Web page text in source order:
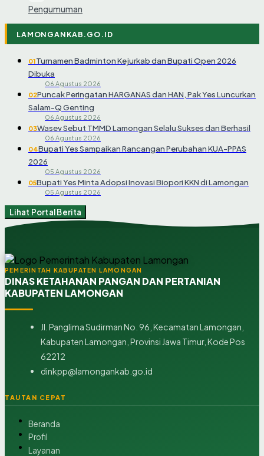
Pengumuman
LAMONGANKAB.GO.ID
01Turnamen Badminton Kejurkab dan Bupati Open 2026
Dibuka
06 Agustus 2026
02Puncak Peringatan HARGANAS dan HAN, Pak Yes Luncurkan
Salam-Q Genting
06 Agustus 2026
03Wasev Sebut TMMD Lamongan Selalu Sukses dan Berhasil
06 Agustus 2026
04Bupati Yes Sampaikan Rancangan Perubahan KUA-PPAS
2026
05 Agustus 2026
05Bupati Yes Minta Adopsi Inovasi Biopori KKN di Lamongan
05 Agustus 2026
Lihat Portal Berita
PEMERINTAH KABUPATEN LAMONGAN
DINAS KETAHANAN PANGAN DAN PERTANIAN
KABUPATEN LAMONGAN
Jl. Panglima Sudirman No. 96, Kecamatan Lamongan,
Kabupaten Lamongan, Provinsi Jawa Timur, Kode Pos
62212
dinkpp@lamongankab.go.id
TAUTAN CEPAT
Beranda
Profil
Layanan